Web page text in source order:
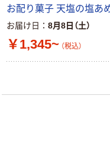
お配り菓子 天塩の塩あ
お届け日 8月8日（土）
￥1,345~ （税込）